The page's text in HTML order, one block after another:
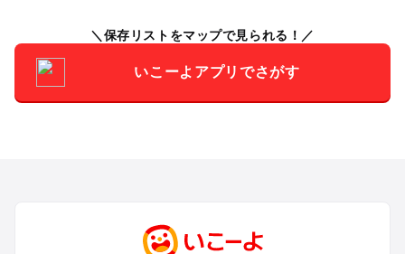
保存リストをマップで見られる！
いこーよアプリでさがす